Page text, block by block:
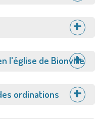
l'église de Bionville
ordinations